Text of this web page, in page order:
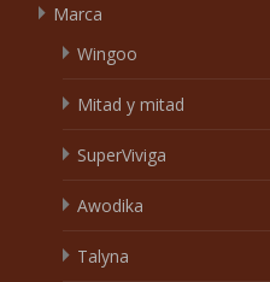
Marca
Wingoo
Mitad y mitad
SuperViviga
Awodika
Talyna